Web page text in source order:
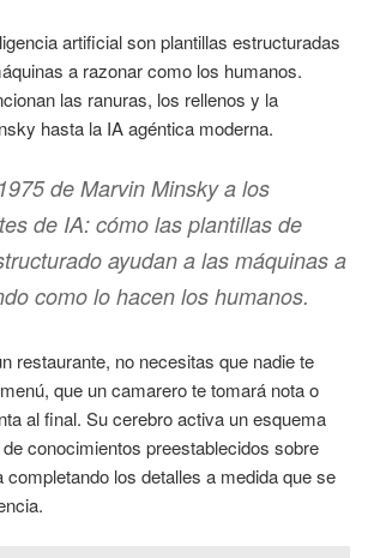
artificial son plantillas estructuradas
a razonar como los humanos.
las ranuras, los rellenos y la
hasta la IA agéntica moderna.
de Marvin Minsky a los
de IA: cómo las plantillas de
ayudan a las máquinas a
como lo hacen los humanos.
restaurante, no necesitas que nadie te
que un camarero te tomará nota o
al final. Su cerebro activa un esquema
conocimientos preestablecidos sobre
los detalles a medida que se